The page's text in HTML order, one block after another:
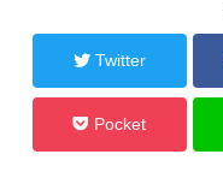
Twitter
Pocket